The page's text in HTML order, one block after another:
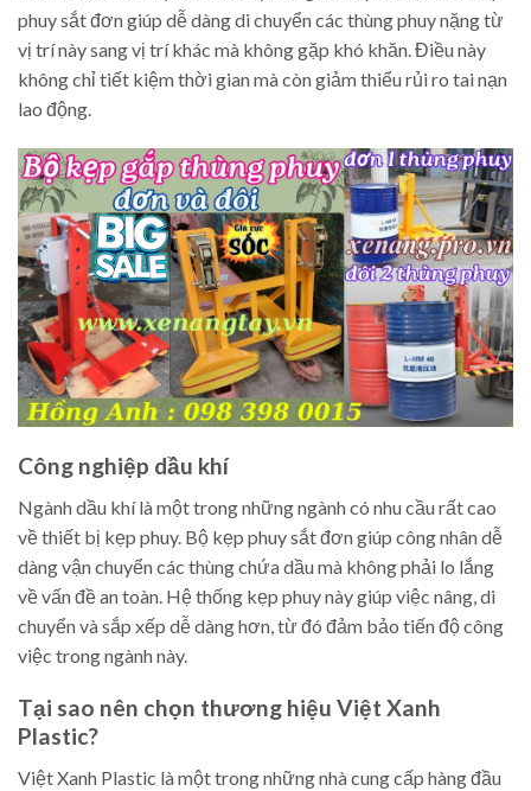
phuy sắt đơn giúp dễ dàng di chuyển các thùng phuy nặng từ
vị trí này sang vị trí khác mà không gặp khó khăn. Điều này
không chỉ tiết kiệm thời gian mà còn giảm thiểu rủi ro tai nạn
lao động.
Công nghiệp dầu khí
Ngành dầu khí là một trong những ngành có nhu cầu rất cao
về thiết bị kẹp phuy. Bộ kẹp phuy sắt đơn giúp công nhân dễ
dàng vận chuyển các thùng chứa dầu mà không phải lo lắng
về vấn đề an toàn. Hệ thống kẹp phuy này giúp việc nâng, di
chuyển và sắp xếp dễ dàng hơn, từ đó đảm bảo tiến độ công
việc trong ngành này.
Tại sao nên chọn thương hiệu Việt Xanh
Plastic?
Việt Xanh Plastic là một trong những nhà cung cấp hàng đầu